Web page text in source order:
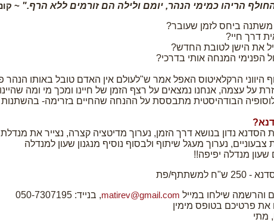
הריהו כמימי הנהר, יומם ולילה הם זורמים ללא הרף." ~
משתנה ביחס לזמן שעובר?
דרך חיי?
את הישן לטובת החדש?
הפנימי המנחה אותי בדרכי?
היווני הרקלאיטוס האפל אמר ש"לעולם אין האדם טובל באותו הנהר
על עצמה, אנחנו נמצאים על רצף הזמן של חיינו ומכך מי ומה
הבודהיסטית מתבססת על ההנחה שהחיים בזרימה-
הסדנא נדון בנושא דרך הזמן, נערוך מדיטציה קצרה, נצייר את מנדלת
צבעוניים, נערוך מעגל שיתוף ולבסוף נוסיף מנגנון שעון למנדלה
שעון מנדלה יפיפה!!
למשתתף/פת
והרשמה שילחו במייל matirev@gmail.com, בנייד: 050-7307195
את פרטיכם בטופס מימין
מתי